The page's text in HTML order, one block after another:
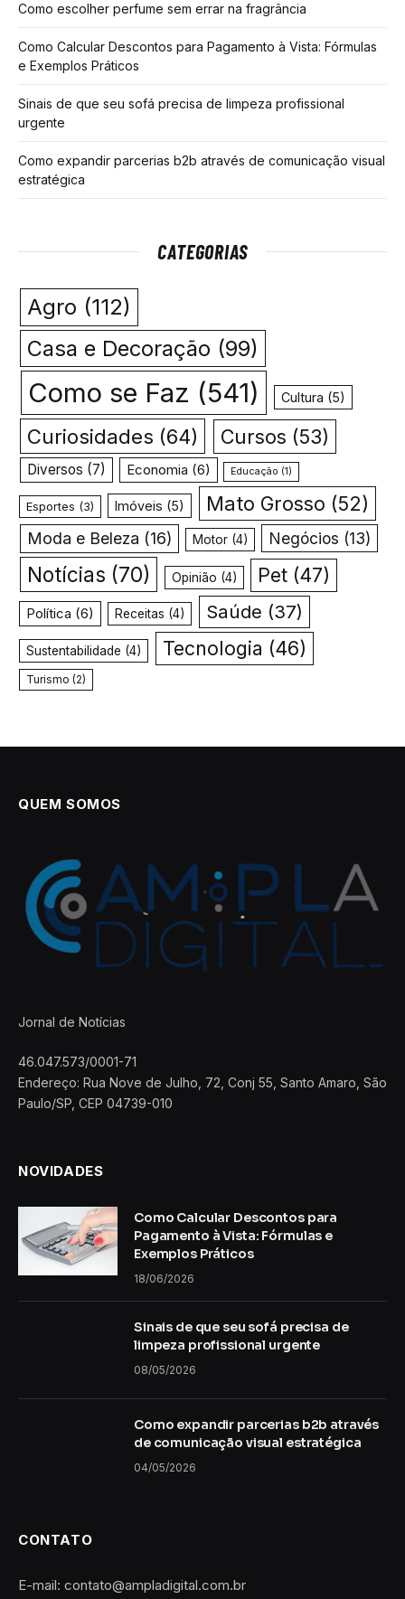
Como escolher perfume sem errar na fragrância
Como Calcular Descontos para Pagamento à Vista: Fórmulas
e Exemplos Práticos
Sinais de que seu sofá precisa de limpeza profissional
urgente
Como expandir parcerias b2b através de comunicação visual
estratégica
CATEGORIAS
Agro (112)
Casa e Decoração (99)
Como se Faz (541) Cultura (5)
Curiosidades (64) Cursos (53)
Diversos (7) Economia (6) Educação (1)
Esportes (3) Imóveis (5) Mato Grosso (52)
Moda e Beleza (16) Motor(4) Negócios (13)
Notícias (70) Opinião (4) Pet (47)
Política (6) Receitas (4) Saúde (37)
Sustentabilidade (4) Tecnologia (46)
Turismo (2)
QUEM SOMOS
Jornal de Notícias
46.047.573/0001-71
Endereço: Rua Nove de Julho, 72, Conj 55, Santo Amaro, São
Paulo/SP, CEP 04739-010
NOVIDADES
Como Calcular Descontos para
Pagamento à Vista: Fórmulas e
Exemplos Práticos
18/06/2026
Sinais de que seu sofá precisa de
limpeza profissional urgente
08/05/2026
Como expandir parcerias b2b através
de comunicação visual estratégica
04/05/2026
CONTATO
E-mail: contato@ampladigital.com.br